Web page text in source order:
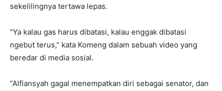
sekelilingnya tertawa lepas.
“Ya kalau gas harus dibatasi, kalau enggak dibatasi
ngebut terus,” kata Komeng dalam sebuah video yang
beredar di media sosial.
“Alfiansyah gagal menempatkan diri sebagai senator, dan